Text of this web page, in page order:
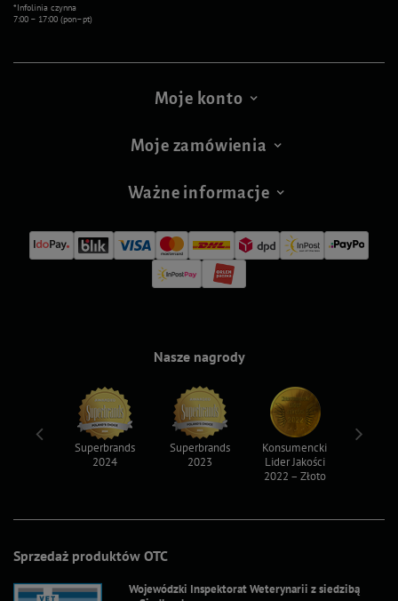
*Infolinia czynna
7:00 – 17:00 (pon–pt)
Moje konto
Moje zamówienia
Ważne informacje
Sprzedaż produktów OTC
Wojewódzki Inspektorat Weterynarii z siedzibą
Nasze nagrody
Superbrands
2024
Superbrands
2023
Konsumencki
Lider Jakości
2022 – Złoto